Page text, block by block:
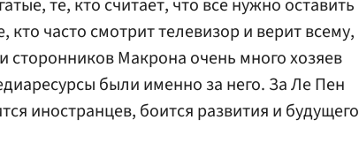
те, кто считает, что все нужно оставить
кто часто смотрит телевизор и верит всему,
сторонников Макрона очень много хозяев
были именно за него. ЗаЛе Пен
иностранцев, боится развития и будущего